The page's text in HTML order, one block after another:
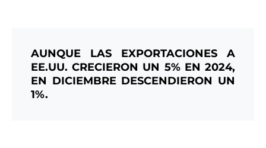
AUNQUE LAS EXPORTACIONES A
EE.UU. CRECIERON UN 5% EN 2024,
EN DICIEMBRE DESCENDIERON UN
1%.